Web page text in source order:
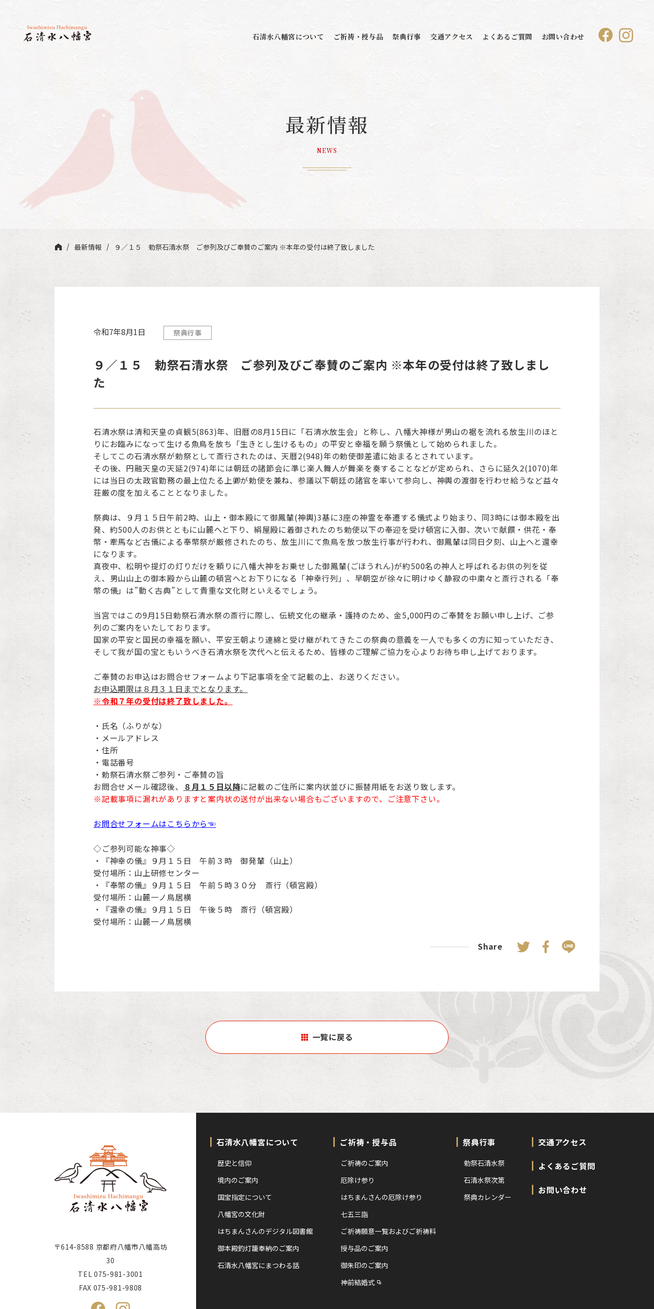
石清水八幡宮について ご祈祷・授与品 祭典行事 交通アクセス よくあるご質問 お問い合わせ
最新情報
NEWS
最新情報 ９／１５ 勅祭石清水祭 ご参列及びご奉賛のご案内 ※本年の受付は終了致しました
令和7年8月1日 祭典行事
９／１５ 勅祭石清水祭 ご参列及びご奉賛のご案内 ※本年の受付は終了致しまし
た
石清水祭は清和天皇の貞観5(863)年、旧暦の8月15日に「石清水放生会」と称し、八幡大神様が男山の裾を流れる放生川のほと
りにお臨みになって生ける魚鳥を放ち「生きとし生けるもの」の平安と幸福を願う祭儀として始められました。
そしてこの石清水祭が勅祭として斎行されたのは、天暦2(948)年の勅使御差遣に始まるとされています。
その後、円融天皇の天延2(974)年には朝廷の諸節会に準じ楽人舞人が舞楽を奏することなどが定められ、さらに延久2(1070)年
には当日の太政官勤務の最上位たる上卿が勅使を兼ね、参議以下朝廷の諸官を率いて参向し、神輿の渡御を行わせ給うなど益々
荘厳の度を加えることとなりました。
祭典は、９月１５日午前2時、山上・御本殿にて御鳳輦(神輿)3基に3座の神霊を奉遷する儀式より始まり、同3時には御本殿を出
発、約500人のお供とともに山麓へと下り、絹屋殿に着御されたのち勅使以下の奉迎を受け頓宮に入御、次いで献饌・供花・奉
幣・牽馬など古儀による奉幣祭が厳修されたのち、放生川にて魚鳥を放つ放生行事が行われ、御鳳輦は同日夕刻、山上へと還幸
になります。
真夜中、松明や提灯の灯りだけを頼りに八幡大神をお乗せした御鳳輦(ごほうれん)が約500名の神人と呼ばれるお供の列を従
え、男山山上の御本殿から山麓の頓宮へとお下りになる「神幸行列」、早朝空が徐々に明けゆく静寂の中粛々と斎行される「奉
幣の儀」は”動く古典”として貴重な文化財といえるでしょう。
当宮ではこの9月15日勅祭石清水祭の斎行に際し、伝統文化の継承・護持のため、金5,000円のご奉賛をお願い申し上げ、ご参
列のご案内をいたしております。
国家の平安と国民の幸福を願い、平安王朝より連綿と受け継がれてきたこの祭典の意義を一人でも多くの方に知っていただき、
そして我が国の宝ともいうべき石清水祭を次代へと伝えるため、皆様のご理解ご協力を心よりお待ち申し上げております。
ご奉賛のお申込はお問合せフォームより下記事項を全て記載の上、お送りください。
お申込期限は８月３１日までとなります。
※令和７年の受付は終了致しました。
・氏名（ふりがな）
・メールアドレス
・住所
・電話番号
・勅祭石清水祭ご参列・ご奉賛の旨
お問合せメール確認後、
８月１５日以降に記載のご住所に案内状並びに振替用紙をお送り致します。
※記載事項に漏れがありますと案内状の送付が出来ない場合もございますので、ご注意下さい。
お問合せフォームはこちらから☜
◇ご参列可能な神事◇
・『神幸の儀』９月１５日 午前３時 御発輦（山上）
受付場所：山上研修センター
・『奉幣の儀』９月１５日 午前５時３０分 斎行（頓宮殿）
受付場所：山麓一ノ鳥居横
・『還幸の儀』９月１５日 午後５時 斎行（頓宮殿）
受付場所：山麓一ノ鳥居横
Share
一覧に戻る
〒614-8588 京都府八幡市八幡高坊
30
TEL075-981-3001
FAX 075-981-9808
石清水八幡宮について
歴史と信仰
境内のご案内
国宝指定について
八幡宮の文化財
はちまんさんのデジタル図書館
御本殿釣灯籠奉納のご案内
石清水八幡宮にまつわる話
ご祈祷・授与品
ご祈祷のご案内
厄除け参り
はちまんさんの厄除け参り
七五三詣
ご祈祷願意一覧およびご祈祷料
授与品のご案内
御朱印のご案内
神前結婚式
祭典行事
勅祭石清水祭
石清水祭次第
祭典カレンダー
交通アクセス
よくあるご質問
お問い合わせ